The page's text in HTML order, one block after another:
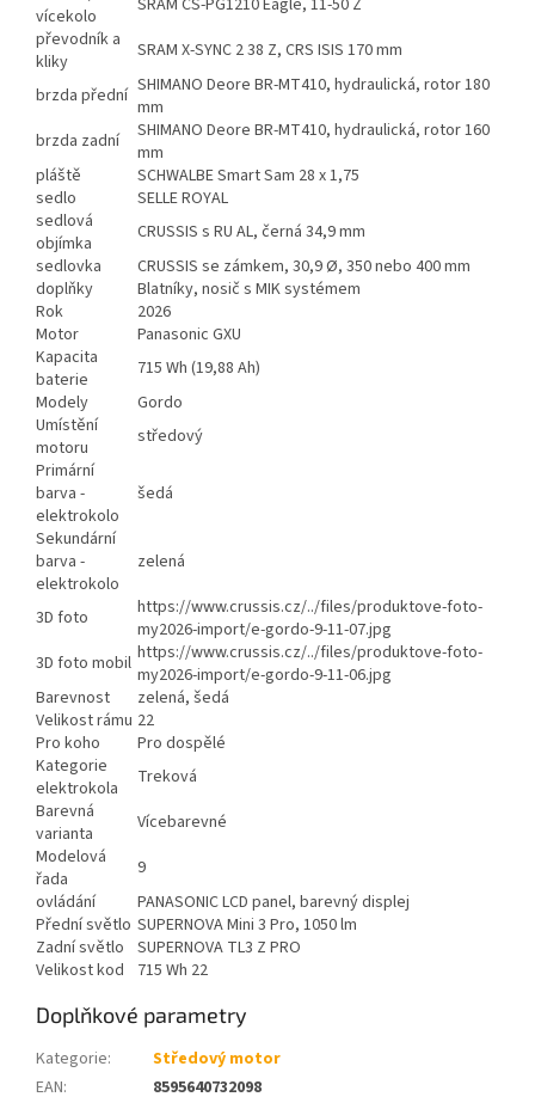
vícekolo
SRAM CS-PG1210 Eagle, 11-50 Z
převodník a
kliky
SRAM X-SYNC 2 38 Z, CRS ISIS 170 mm
brzda přední SHIMANO Deore BR-MT410, hydraulická, rotor 180
mm
brzda zadní
SHIMANO Deore BR-MT410, hydraulická, rotor 160
mm
pláště
SCHWALBE Smart Sam 28 x 1,75
sedlo
SELLE ROYAL
sedlová
objímka
CRUSSIS s RU AL, černá 34,9 mm
sedlovka
CRUSSIS se zámkem, 30,9 Ø, 350 nebo 400 mm
doplňky
Blatníky, nosič s MIK systémem
Rok
2026
Motor
Panasonic GXU
Kapacita
baterie
715 Wh (19,88 Ah)
Modely
Gordo
Umístění
motoru
středový
Primární
barva -
elektrokolo
šedá
Sekundární
barva -
elektrokolo
zelená
3D foto
https://www.crussis.cz/../files/produktove-foto-
my2026-import/e-gordo-9-11-07.jpg
3D foto mobil https://www.crussis.cz/../files/produktove-foto-
my2026-import/e-gordo-9-11-06.jpg
Barevnost
zelená, šedá
Velikost rámu 22
Pro koho
Pro dospělé
Kategorie
elektrokola
Treková
Barevná
varianta
Vícebarevné
Modelová
řada
9
ovládání
PANASONIC LCD panel, barevný displej
Přední světlo SUPERNOVA Mini 3 Pro, 1050 lm
Zadní světlo SUPERNOVA TL3 Z PRO
Velikost kod
715 Wh 22
Doplňkové parametry
Kategorie:
Středový motor
EAN:
8595640732098